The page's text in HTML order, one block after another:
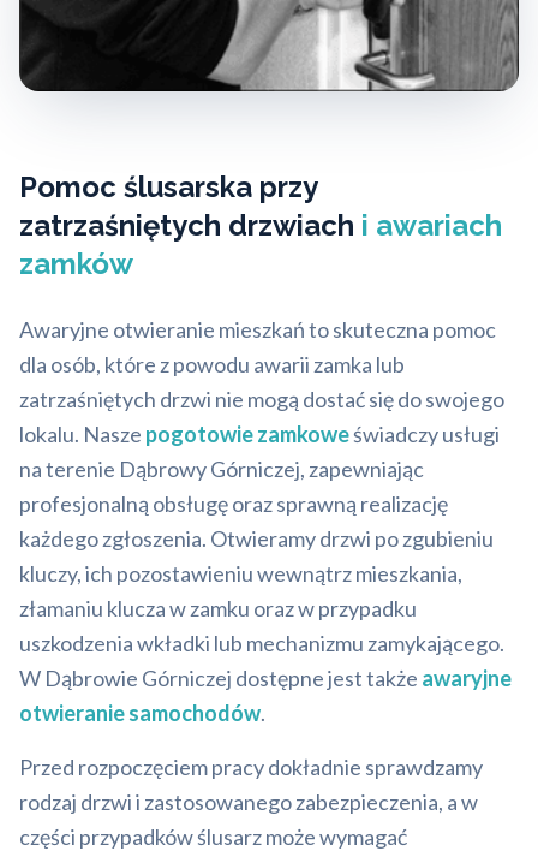
Pomoc ślusarska przy
zatrzaśniętych drzwiach i awariach
zamków
Awaryjne otwieranie mieszkań to skuteczna pomoc
dla osób, które z powodu awarii zamka lub
zatrzaśniętych drzwi nie mogą dostać się do swojego
lokalu. Nasze pogotowie zamkoweświadczy usługi
na terenie Dąbrowy Górniczej, zapewniając
profesjonalną obsługę oraz sprawną realizację
każdego zgłoszenia. Otwieramy drzwi po zgubieniu
kluczy, ich pozostawieniu wewnątrz mieszkania,
złamaniu klucza w zamku oraz w przypadku
uszkodzenia wkładki lub mechanizmu zamykającego.
W Dąbrowie Górniczej dostępne jest także awaryjne
otwieranie samochodów.
Przed rozpoczęciem pracy dokładnie sprawdzamy
rodzaj drzwi i zastosowanego zabezpieczenia, a w
części przypadków ślusarz może wymagać